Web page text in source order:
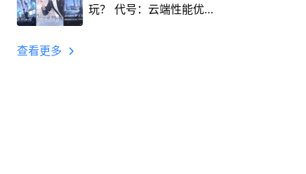
玩？ 代号：云端性能优
查看更多